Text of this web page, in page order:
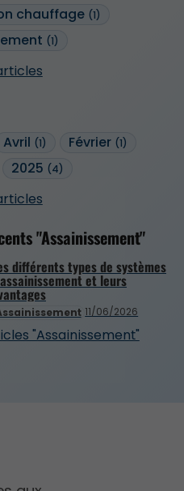
chauffage (1)
(1)
Avril (1) Février (1)
2025 (4)
"Assainissement"
11/06/2026
différents types de systèmes
et leurs
"Assainissement"